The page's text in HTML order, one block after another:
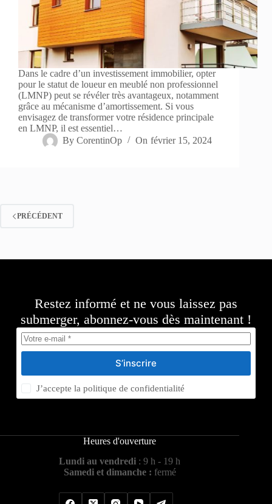
Dans le cadre d’un investissement immobilier, opter
pour le statut de loueur en meublé non professionnel
(LMNP) peut se révéler très avantageux, notamment
grâce au mécanisme d’amortissement. Si vous
envisagez de transformer votre résidence principale
en LMNP, il est essentiel…
By CorentinOp On février 15, 2024
PRÉCÉDENT
Restez informé et ne vous laissez pas
submerger, abonnez-vous dès maintenant !
S’inscrire
J’accepte lapolitique de confidentialité
Heures d'ouverture
Lundi au vendredi : 9 h - 19 h
Samedi et dimanche : fermé